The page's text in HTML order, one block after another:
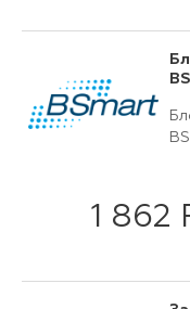
1 862